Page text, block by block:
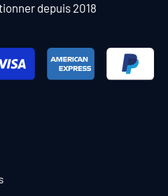
depuis 2018